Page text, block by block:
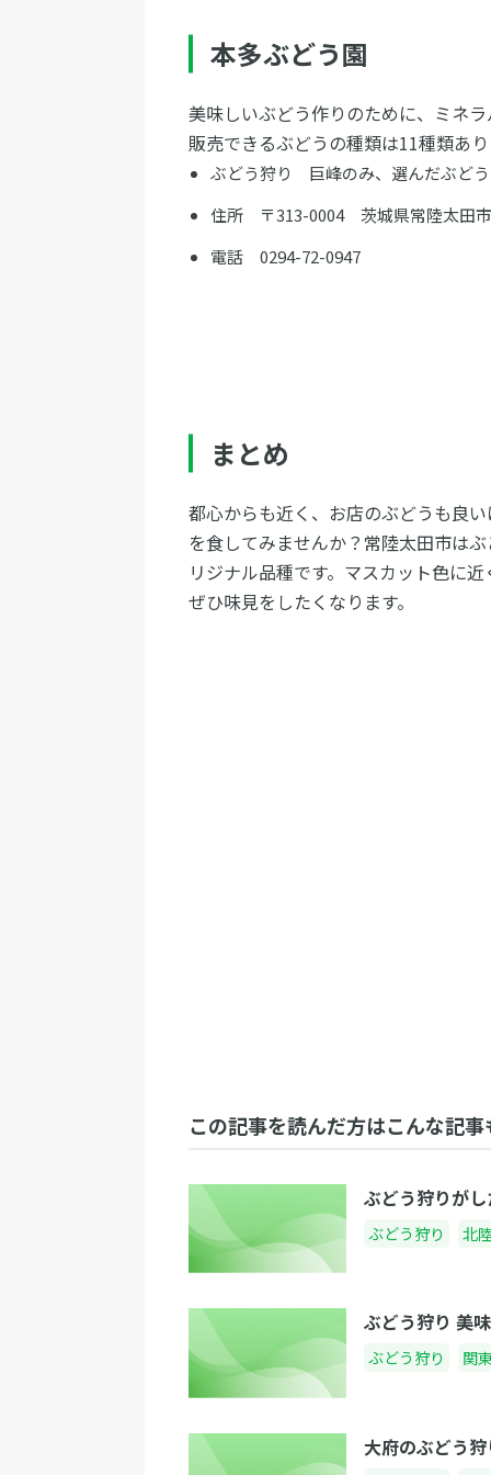
本多ぶどう園
美味しいぶどう作りのために、ミネ
販売できるぶどうの種類は11種類あ
ぶどう狩り 巨峰のみ、選んだぶど
住所 〒313-0004 茨城県常陸太田
電話 0294-72-0947
まとめ
都心からも近く、お店のぶどうも良
を食してみませんか？常陸太田市は
リジナル品種です。マスカット色に
ぜひ味見をしたくなります。
この記事を読んだ方はこんな記
ぶどう狩りが
ぶどう狩り 北
ぶどう狩り 美
ぶどう狩り 関
大府のぶどう